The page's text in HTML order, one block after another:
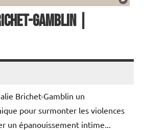
GAMBLIN |
Brichet-Gamblin un
pour surmonter les violences
un épanouissement intime...